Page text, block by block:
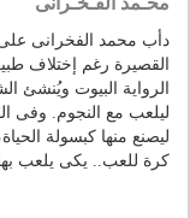
دأب محمد الفخرانى على
القصيرة رغم إختلاف
الرواية البيوت ويُنشئ
ليلعب مع النجوم. وفى
ليصنع منها كبسولة
كرة للعب.. يكى يلعب